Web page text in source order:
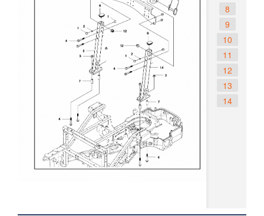
8
9
10
11
12
13
14